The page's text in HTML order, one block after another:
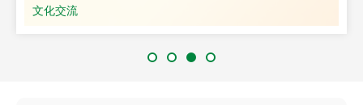
文化交流